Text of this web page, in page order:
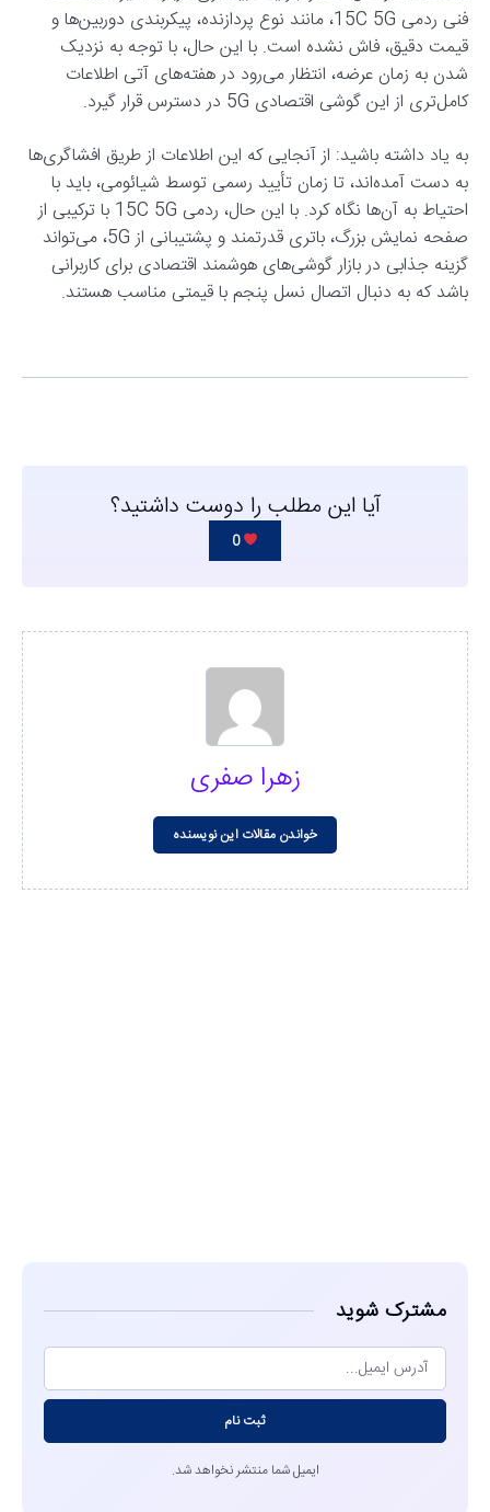
فنی ردمی 15C 5G، مانند نوع پردازنده، پیکربندی دوربین‌ها و
قیمت دقیق، فاش نشده است. با این حال، با توجه به نزدیک
شدن به زمان عرضه، انتظار می‌رود در هفته‌های آتی اطلاعات
کامل‌تری از این گوشی اقتصادی 5G در دسترس قرار گیرد.
به یاد داشته باشید: از آنجایی که این اطلاعات از طریق افشاگری‌ها
به دست آمده‌اند، تا زمان تأیید رسمی توسط شیائومی، باید با
احتیاط به آن‌ها نگاه کرد. با این حال، ردمی 15C 5G با ترکیبی از
صفحه نمایش بزرگ، باتری قدرتمند و پشتیبانی از 5G، می‌تواند
گزینه جذابی در بازار گوشی‌های هوشمند اقتصادی برای کاربرانی
باشد که به دنبال اتصال نسل پنجم با قیمتی مناسب هستند.
آیا این مطلب را دوست داشتید؟
0
زهرا صفری
خواندن مقالات این نویسنده
مشترک شوید
ثبت نام
ایمیل شما منتشر نخواهد شد.